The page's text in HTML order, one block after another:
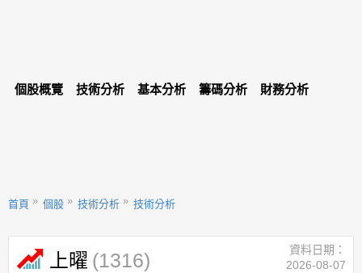
個股概覽 技術分析 基本分析 籌碼分析 財務分析
首頁 個股 技術分析 技術分析
上曜 (1316)
資料日期：
2026-08-07